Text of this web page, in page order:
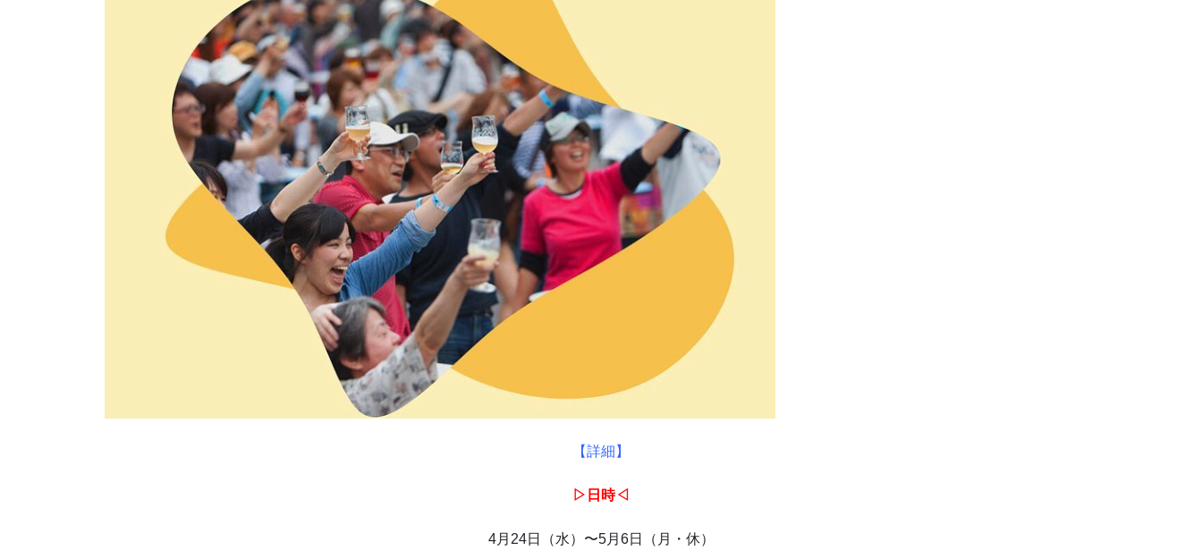
【詳細】
▷日時◁
4月24日（水）〜5月6日（月・休）